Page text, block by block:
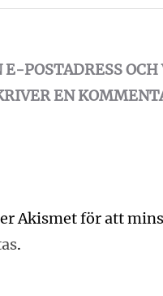
POSTADRESS
EN
Akismet för att
.